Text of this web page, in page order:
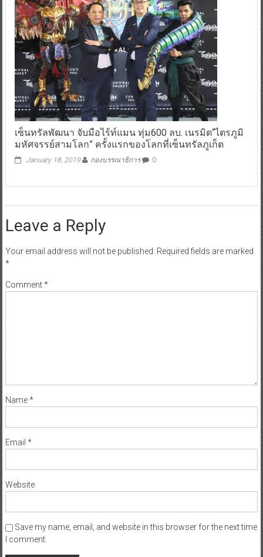
เซ็นทรัลพัฒนา จับมือไร้ท์แมน ทุ่ม600 ลบ. เนรมิต“ไตรภูมิ
มหัศจรรย์สามโลก” ครั้งแรกของโลกที่เซ็นทรัลภูเก็ต
January 18, 2019 กองบรรณาธิการ 0
Leave a Reply
Your email address will not be published. Required fields are marked
*
Comment*
Name*
Email *
Website
Save my name, email, and website in this browser for the next time
I comment.